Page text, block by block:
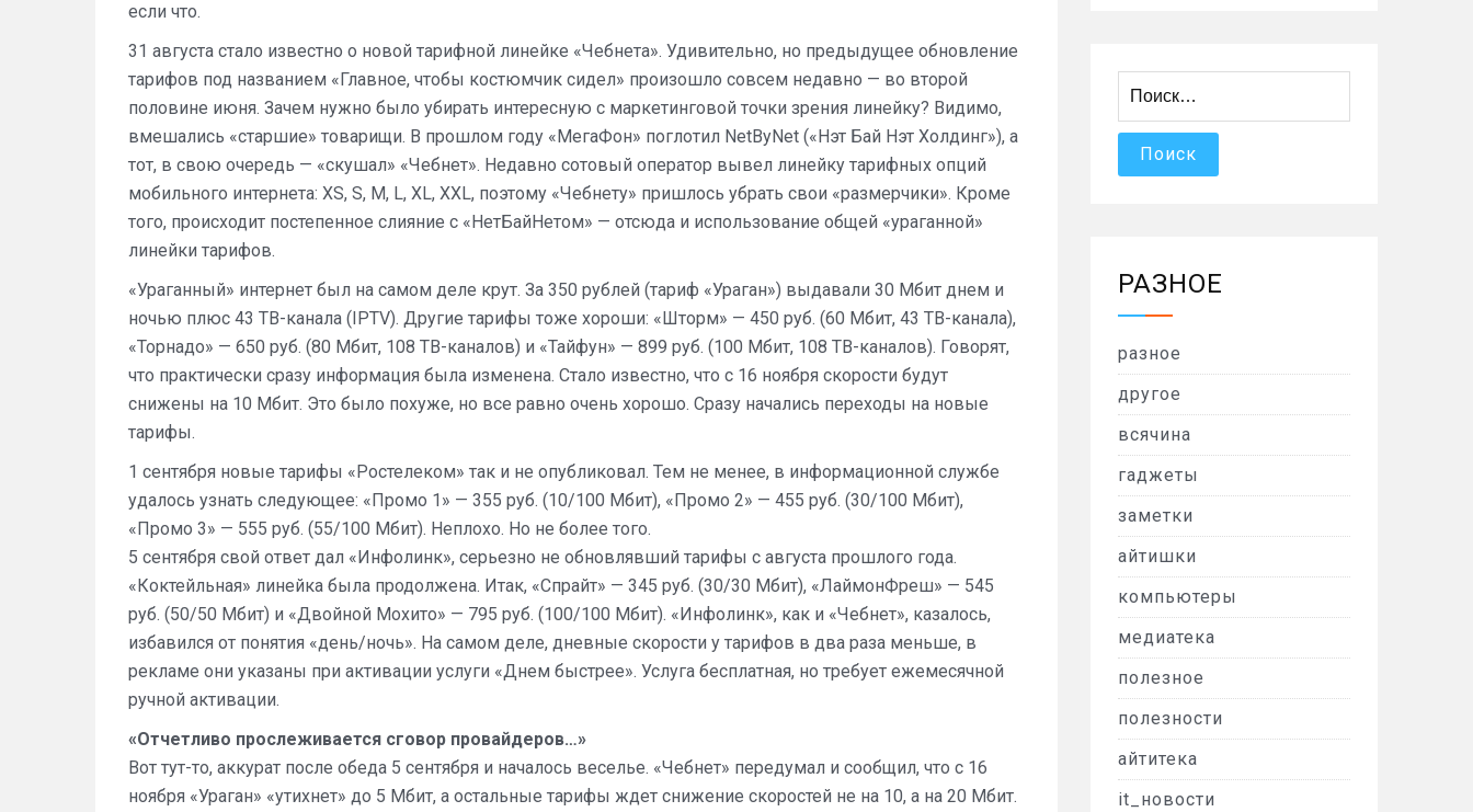
если что.
31 августа стало известно о новой тарифной линейке «Чебнета». Удивительно, но предыдущее обновление
тарифов под названием «Главное, чтобы костюмчик сидел» произошло совсем недавно — во второй
половине июня. Зачем нужно было убирать интересную с маркетинговой точки зрения линейку? Видимо,
вмешались «старшие» товарищи. В прошлом году «МегаФон» поглотил NetByNet («Нэт Бай Нэт Холдинг»), а
тот, в свою очередь — «скушал» «Чебнет». Недавно сотовый оператор вывел линейку тарифных опций
мобильного интернета: XS, S, M, L, XL, XXL, поэтому «Чебнету» пришлось убрать свои «размерчики». Кроме
того, происходит постепенное слияние с «НетБайНетом» — отсюда и использование общей «ураганной»
линейки тарифов.
«Ураганный» интернет был на самом деле крут. За 350 рублей (тариф «Ураган») выдавали 30 Мбит днем и
ночью плюс 43 ТВ-канала (IPTV). Другие тарифы тоже хороши: «Шторм» — 450 руб. (60 Мбит, 43 ТВ-канала),
«Торнадо» — 650 руб. (80 Мбит, 108 ТВ-каналов) и «Тайфун» — 899 руб. (100 Мбит, 108 ТВ-каналов). Говорят,
что практически сразу информация была изменена. Стало известно, что с 16 ноября скорости будут
снижены на 10 Мбит. Это было похуже, но все равно очень хорошо. Сразу начались переходы на новые
тарифы.
1 сентября новые тарифы «Ростелеком» так и не опубликовал. Тем не менее, в информационной службе
удалось узнать следующее: «Промо 1» — 355 руб. (10/100 Мбит), «Промо 2» — 455 руб. (30/100 Мбит),
«Промо 3» — 555 руб. (55/100 Мбит). Неплохо. Но не более того.
5 сентября свой ответ дал «Инфолинк», серьезно не обновлявший тарифы с августа прошлого года.
«Коктейльная» линейка была продолжена. Итак, «Спрайт» — 345 руб. (30/30 Мбит), «ЛаймонФреш» — 545
руб. (50/50 Мбит) и «Двойной Мохито» — 795 руб. (100/100 Мбит). «Инфолинк», как и «Чебнет», казалось,
избавился от понятия «день/ночь». На самом деле, дневные скорости у тарифов в два раза меньше, в
рекламе они указаны при активации услуги «Днем быстрее». Услуга бесплатная, но требует ежемесячной
ручной активации.
«Отчетливо прослеживается сговор провайдеров…»
Вот тут-то, аккурат после обеда 5 сентября и началось веселье. «Чебнет» передумал и сообщил, что с 16
ноября «Ураган» «утихнет» до 5 Мбит, а остальные тарифы ждет снижение скоростей не на 10, а на 20 Мбит.
РАЗНОЕ
разное
другое
всячина
гаджеты
заметки
айтишки
компьютеры
медиатека
полезное
полезности
айтитека
it_новости